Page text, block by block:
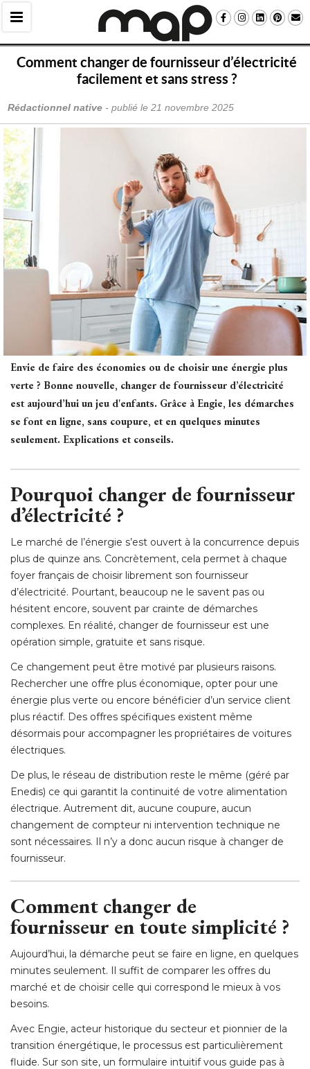
Comment changer de fournisseur d’électricité
facilement et sans stress ?
Rédactionnel native - publié le 21 novembre 2025
Envie de faire des économies ou de choisir une énergie plus
verte ? Bonne nouvelle, changer de fournisseur d’électricité
est aujourd’hui un jeu d'enfants. Grâce à Engie, les démarches
se font en ligne, sans coupure, et en quelques minutes
seulement. Explications et conseils.
Pourquoi changer de fournisseur
d’électricité ?
Le marché de l’énergie s’est ouvert à la concurrence depuis
plus de quinze ans. Concrètement, cela permet à chaque
foyer français de choisir librement son fournisseur
d’électricité. Pourtant, beaucoup ne le savent pas ou
hésitent encore, souvent par crainte de démarches
complexes. En réalité, changer de fournisseur est une
opération simple, gratuite et sans risque.
Ce changement peut être motivé par plusieurs raisons.
Rechercher une offre plus économique, opter pour une
énergie plus verte ou encore bénéficier d’un service client
plus réactif. Des offres spécifiques existent même
désormais pour accompagner les propriétaires de voitures
électriques.
De plus, le réseau de distribution reste le même (géré par
Enedis) ce qui garantit la continuité de votre alimentation
électrique. Autrement dit, aucune coupure, aucun
changement de compteur ni intervention technique ne
sont nécessaires. Il n’y a donc aucun risque à changer de
fournisseur.
Comment changer de
fournisseur en toute simplicité ?
Aujourd’hui, la démarche peut se faire en ligne, en quelques
minutes seulement. Il suffit de comparer les offres du
marché et de choisir celle qui correspond le mieux à vos
besoins.
Avec Engie, acteur historique du secteur et pionnier de la
transition énergétique, le processus est particulièrement
fluide. Sur son site, un formulaire intuitif vous guide pas à